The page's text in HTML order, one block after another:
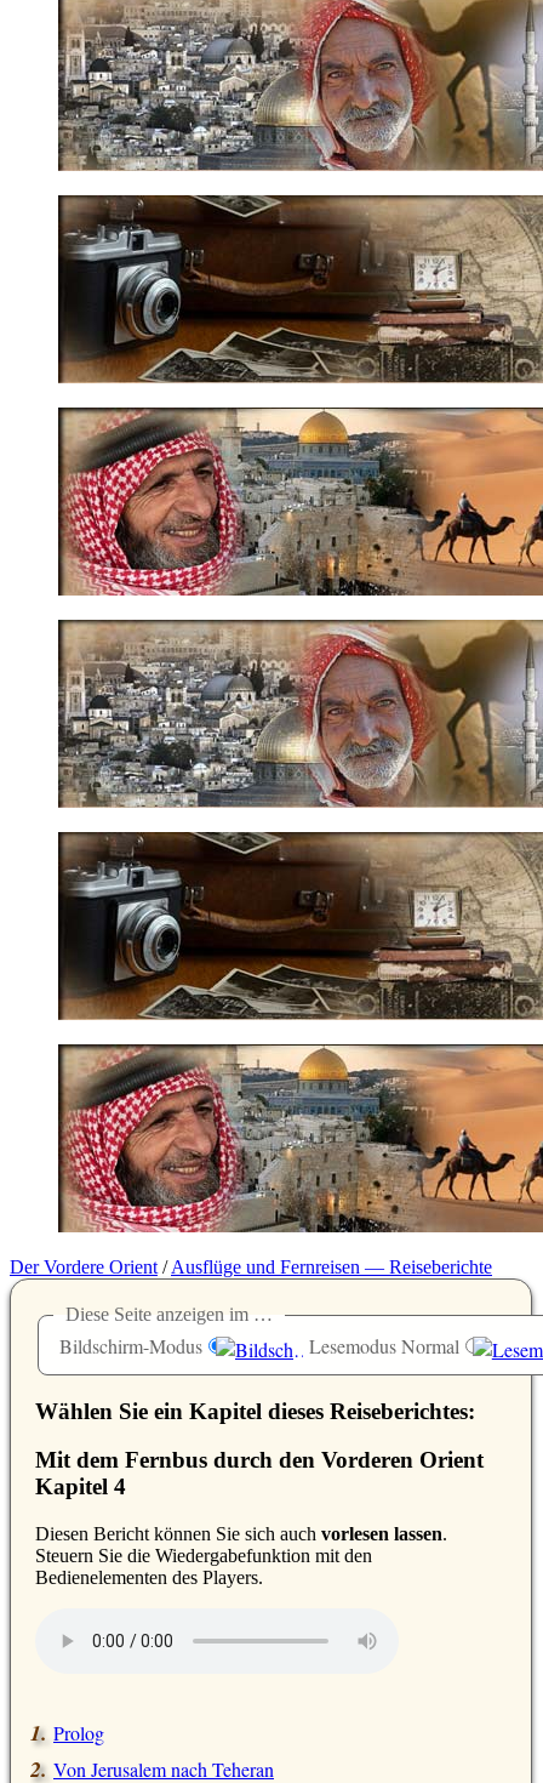
Der Vordere Orient/Ausflüge und Fernreisen — Reiseberichte
Diese Seite anzeigen im …
Bildschirm-Modus Lesemodus Normal
Wählen Sie ein Kapitel dieses Reiseberichtes:
Mit dem Fernbus durch den Vorderen Orient
Kapitel 4
Diesen Bericht können Sie sich auch vorlesen lassen.
Steuern Sie die Wiedergabefunktion mit den
Bedienelementen des Players.
Prolog
Von Jerusalem nach Teheran